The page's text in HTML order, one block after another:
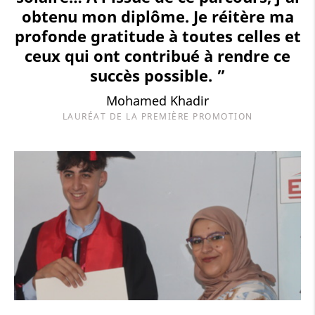
obtenu mon diplôme. Je réitère ma
profonde gratitude à toutes celles et
ceux qui ont contribué à rendre ce
succès possible. ”
Mohamed Khadir
LAURÉAT DE LA PREMIÈRE PROMOTION